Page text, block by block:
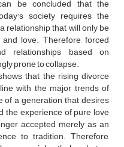
be concluded that the
society requires the
relationship that will only be
love. Therefore, forced
relationships based on
prone to collapse.
that the rising divorce
with the major trends of
a generation that desires
the experience of pure love
accepted merely as an
to tradition. Therefore,